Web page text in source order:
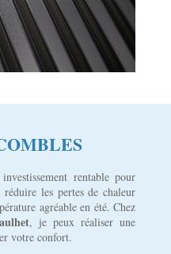
rentable pour
les pertes de chaleur
agréable en été. Chez
, je peux réaliser une
votre confort.